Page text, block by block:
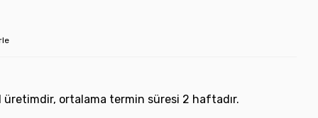
ortalama termin süresi 2 haftadır.